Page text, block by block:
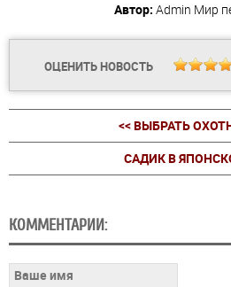
Автор: Admin Мир
ОЦЕНИТЬ НОВОСТЬ
<< ВЫБРАТЬ
САДИК В
КОММЕНТАРИИ: